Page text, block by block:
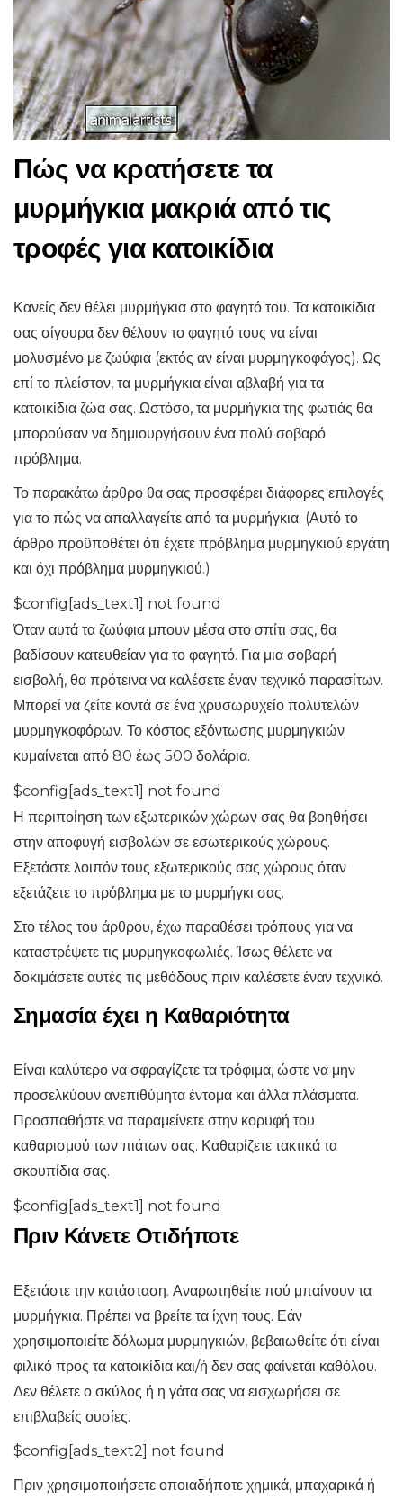
Πώς να κρατήσετε τα
μυρμήγκια μακριά από τις
τροφές για κατοικίδια
Κανείς δεν θέλει μυρμήγκια στο φαγητό του. Τα κατοικίδια
σας σίγουρα δεν θέλουν το φαγητό τους να είναι
μολυσμένο με ζωύφια (εκτός αν είναι μυρμηγκοφάγος). Ως
επί το πλείστον, τα μυρμήγκια είναι αβλαβή για τα
κατοικίδια ζώα σας. Ωστόσο, τα μυρμήγκια της φωτιάς θα
μπορούσαν να δημιουργήσουν ένα πολύ σοβαρό
πρόβλημα.
Το παρακάτω άρθρο θα σας προσφέρει διάφορες επιλογές
για το πώς να απαλλαγείτε από τα μυρμήγκια. (Αυτό το
άρθρο προϋποθέτει ότι έχετε πρόβλημα μυρμηγκιού εργάτη
και όχι πρόβλημα μυρμηγκιού.)
$config[ads_text1] not found
Όταν αυτά τα ζωύφια μπουν μέσα στο σπίτι σας, θα
βαδίσουν κατευθείαν για το φαγητό. Για μια σοβαρή
εισβολή, θα πρότεινα να καλέσετε έναν τεχνικό παρασίτων.
Μπορεί να ζείτε κοντά σε ένα χρυσωρυχείο πολυτελών
μυρμηγκοφόρων. Το κόστος εξόντωσης μυρμηγκιών
κυμαίνεται από 80 έως 500 δολάρια.
$config[ads_text1] not found
Η περιποίηση των εξωτερικών χώρων σας θα βοηθήσει
στην αποφυγή εισβολών σε εσωτερικούς χώρους.
Εξετάστε λοιπόν τους εξωτερικούς σας χώρους όταν
εξετάζετε το πρόβλημα με το μυρμήγκι σας.
Στο τέλος του άρθρου, έχω παραθέσει τρόπους για να
καταστρέψετε τις μυρμηγκοφωλιές. Ίσως θέλετε να
δοκιμάσετε αυτές τις μεθόδους πριν καλέσετε έναν τεχνικό.
Σημασία έχει η Καθαριότητα
Είναι καλύτερο να σφραγίζετε τα τρόφιμα, ώστε να μην
προσελκύουν ανεπιθύμητα έντομα και άλλα πλάσματα.
Προσπαθήστε να παραμείνετε στην κορυφή του
καθαρισμού των πιάτων σας. Καθαρίζετε τακτικά τα
σκουπίδια σας.
$config[ads_text1] not found
Πριν Κάνετε Οτιδήποτε
Εξετάστε την κατάσταση. Αναρωτηθείτε πού μπαίνουν τα
μυρμήγκια. Πρέπει να βρείτε τα ίχνη τους. Εάν
χρησιμοποιείτε δόλωμα μυρμηγκιών, βεβαιωθείτε ότι είναι
φιλικό προς τα κατοικίδια και/ή δεν σας φαίνεται καθόλου.
Δεν θέλετε ο σκύλος ή η γάτα σας να εισχωρήσει σε
επιβλαβείς ουσίες.
$config[ads_text2] not found
Πριν χρησιμοποιήσετε οποιαδήποτε χημικά, μπαχαρικά ή